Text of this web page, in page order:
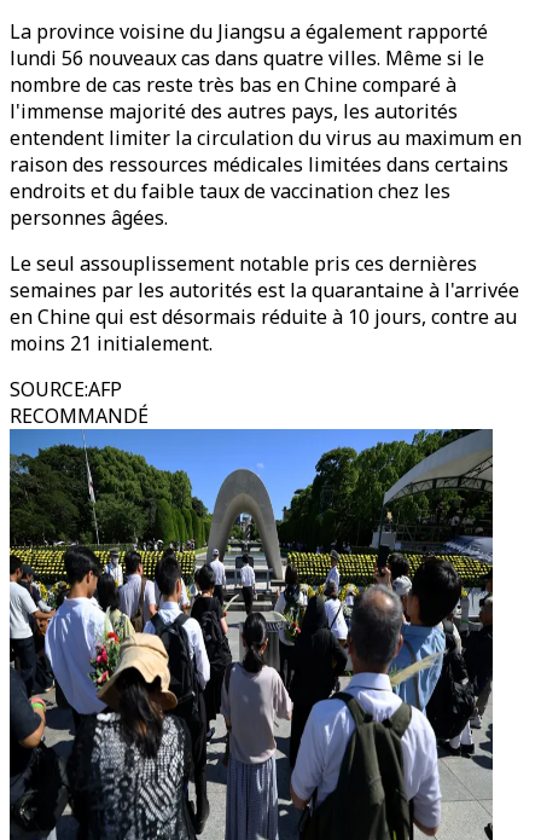
La province voisine du Jiangsu a également rapporté
lundi 56 nouveaux cas dans quatre villes. Même si le
nombre de cas reste très bas en Chine comparé à
l'immense majorité des autres pays, les autorités
entendent limiter la circulation du virus au maximum en
raison des ressources médicales limitées dans certains
endroits et du faible taux de vaccination chez les
personnes âgées.
Le seul assouplissement notable pris ces dernières
semaines par les autorités est la quarantaine à l'arrivée
en Chine qui est désormais réduite à 10 jours, contre au
moins 21 initialement.
SOURCE:AFP
RECOMMANDÉ